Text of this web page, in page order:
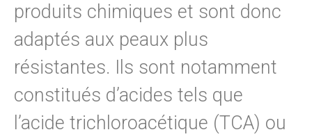
produits chimiques et sont donc
adaptés aux peaux plus
résistantes. Ils sont notamment
constitués d’acides tels que
l’acide trichloroacétique (TCA) ou